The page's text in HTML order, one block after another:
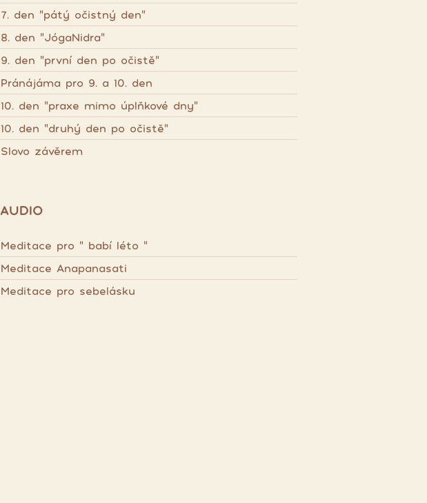
7. den "pátý očistný den"
8. den "JógaNidra"
9. den "první den po očistě"
Pránájáma pro 9. a 10. den
10. den "praxe mimo úplňkové dny"
10. den "druhý den po očistě"
Slovo závěrem
AUDIO
Meditace pro " babí léto "
Meditace Anapanasati
Meditace pro sebelásku